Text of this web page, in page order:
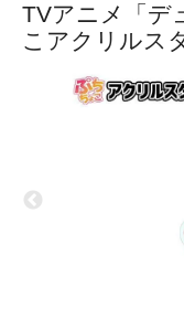
TVアニメ「デ
こアクリルス